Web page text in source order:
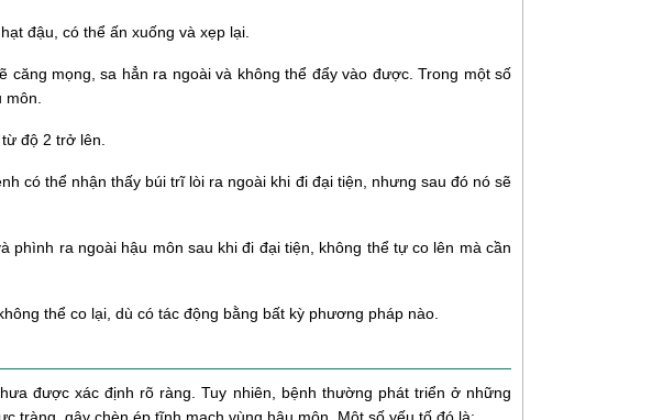
đậu, có thể ấn xuống và xẹp lại.
căng mọng, sa hẳn ra ngoài và không thể đẩy vào được. Trong một số
độ 2 trở lên.
có thể nhận thấy búi trĩ lòi ra ngoài khi đi đại tiện, nhưng sau đó nó sẽ
phình ra ngoài hậu môn sau khi đi đại tiện, không thể tự co lên mà cần
thể co lại, dù có tác động bằng bất kỳ phương pháp nào.
được xác định rõ ràng. Tuy nhiên, bệnh thường phát triển ở những
tràng, gây chèn ép tĩnh mạch vùng hậu môn. Một số yếu tố đó là: